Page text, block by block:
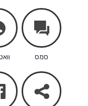
chats
סמס
share